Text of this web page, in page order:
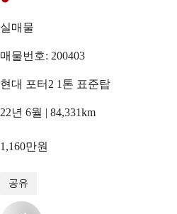
실매물
매물번호: 200403
현대 포터2 1톤 표준탑
22년 6월 | 84,331km
1,160만원
공유
/16